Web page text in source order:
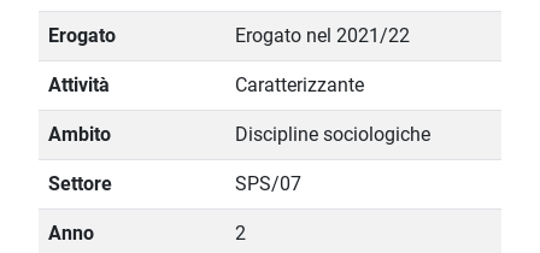
Erogato Erogato nel 2021/22
Attività Caratterizzante
Ambito Discipline sociologiche
Settore SPS/07
Anno 2